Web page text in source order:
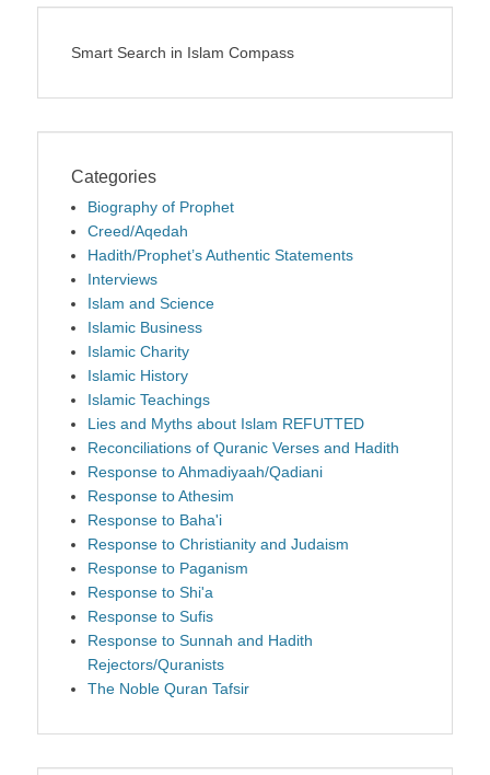
Smart Search in Islam Compass
Categories
Biography of Prophet
Creed/Aqedah
Hadith/Prophet’s Authentic Statements
Interviews
Islam and Science
Islamic Business
Islamic Charity
Islamic History
Islamic Teachings
Lies and Myths about Islam REFUTTED
Reconciliations of Quranic Verses and Hadith
Response to Ahmadiyaah/Qadiani
Response to Athesim
Response to Baha'i
Response to Christianity and Judaism
Response to Paganism
Response to Shi'a
Response to Sufis
Response to Sunnah and Hadith
Rejectors/Quranists
The Noble Quran Tafsir